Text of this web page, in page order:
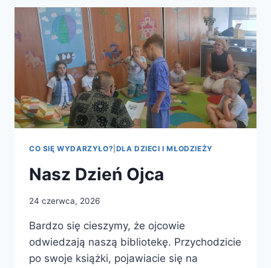
CO SIĘ WYDARZYŁO? DLA DZIECI I MŁODZIEŻY
Nasz Dzień Ojca
24 czerwca, 2026
Bardzo się cieszymy, że ojcowie
odwiedzają naszą bibliotekę. Przychodzicie
po swoje książki, pojawiacie się na